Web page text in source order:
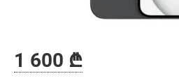
1 600 ₾